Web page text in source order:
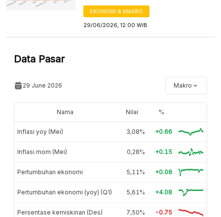
EKONOMI & MAKRO
29/06/2026, 12:00 WIB
Data Pasar
29 June 2026 Makro
Nama Nilai %
Inflasi yoy (Mei) 3,08% +0.66
Inflasi mom (Mei) 0,28% +0.15
Pertumbuhan ekonomi 5,11% +0.08
Pertumbuhan ekonomi (yoy) (Q1) 5,61% +4.08
Persentase kemiskinan (Des) 7,50% -0.75